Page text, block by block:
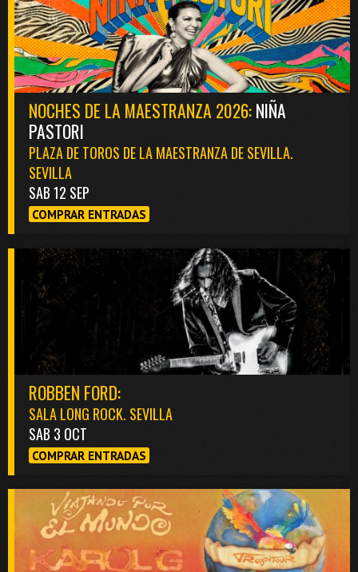
NOCHES DE LA MAESTRANZA 2026:NIÑA
PASTORI
PLAZA DE TOROS DE LA MAESTRANZA DE SEVILLA.
SEVILLA
SAB 12 SEP
COMPRAR ENTRADAS
ROBBEN FORD:
SALA LONG ROCK. SEVILLA
SAB 3 OCT
COMPRAR ENTRADAS